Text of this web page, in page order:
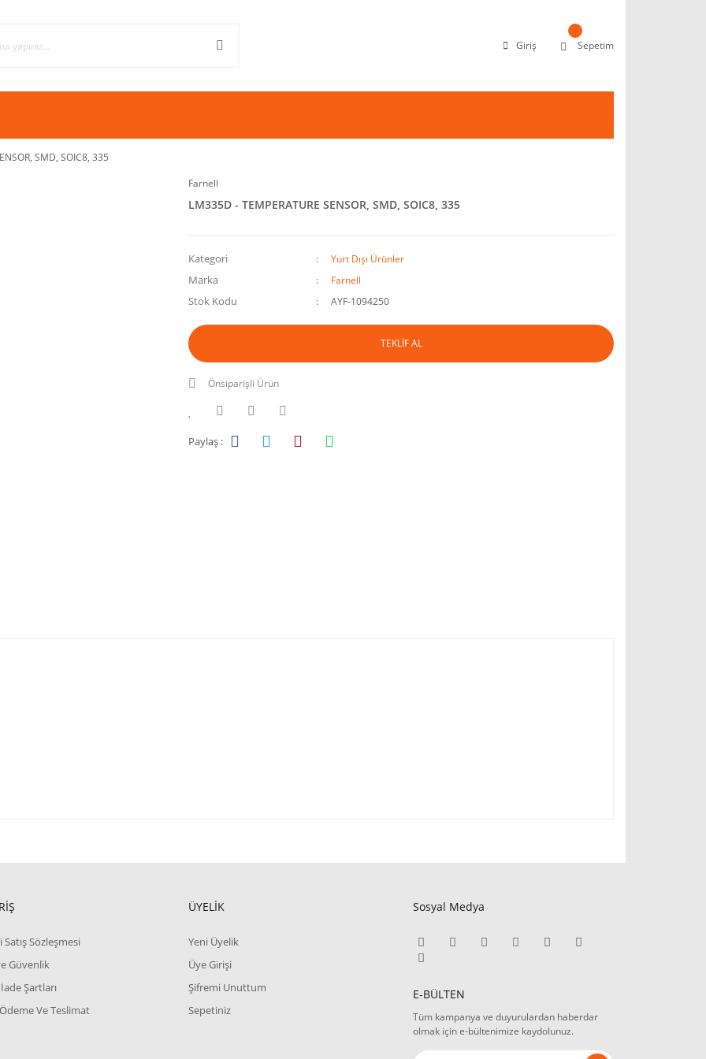
Giriş Sepetim
SMD, SOIC8, 335
Farnell
LM335D - TEMPERATURE SENSOR, SMD, SOIC8, 335
Kategori Yurt Dışı Ürünler
Marka Farnell
Stok Kodu AYF-1094250
TEKLİF AL
Önsiparişli Ürün
Paylaş :
Satış Sözleşmesi
Güvenlik
Şartları
Ve Teslimat
ÜYELİK
Yeni Üyelik
Üye Girişi
Şifremi Unuttum
Sepetiniz
Sosyal Medya
E-BÜLTEN
Tüm kampanya ve duyurulardan haberdar
olmak için e-bültenimize kaydolunuz.